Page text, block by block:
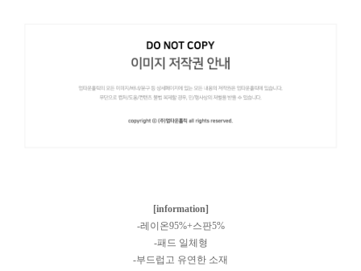
[information]
-레이온95%+스판5%
-패드 일체형
-부드럽고 유연한 소재